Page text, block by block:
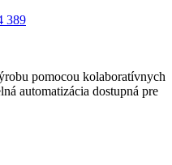
389
pomocou kolaboratívnych
automatizácia dostupná pre